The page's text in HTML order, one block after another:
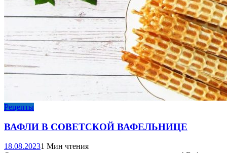
Рецепты
ВАФЛИ В СОВЕТСКОЙ ВАФЕЛЬНИЦЕ
18.08.20231 Мин чтения